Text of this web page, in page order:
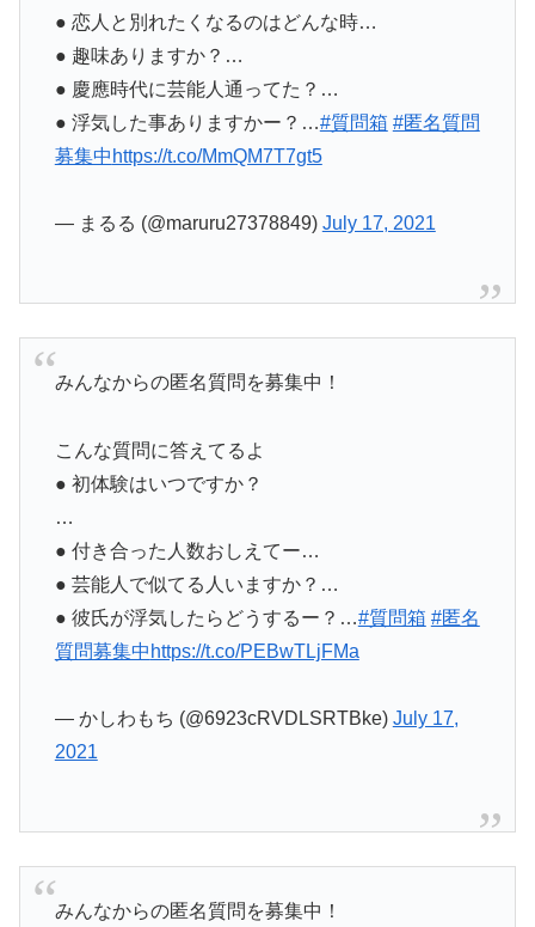
● 恋人と別れたくなるのはどんな時…
● 趣味ありますか？…
● 慶應時代に芸能人通ってた？…
● 浮気した事ありますかー？…#質問箱 #匿名質問
募集中 https://t.co/MmQM7T7gt5
— まるる (@maruru27378849) July 17, 2021
みんなからの匿名質問を募集中！
こんな質問に答えてるよ
● 初体験はいつですか？
…
● 付き合った人数おしえてー…
● 芸能人で似てる人いますか？…
● 彼氏が浮気したらどうするー？…#質問箱 #匿名
質問募集中 https://t.co/PEBwTLjFMa
— かしわもち (@6923cRVDLSRTBke) July 17,
2021
みんなからの匿名質問を募集中！